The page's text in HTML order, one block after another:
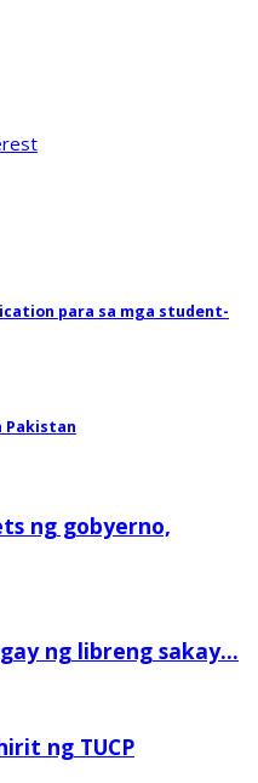
para sa mga student-
Pakistan
ng gobyerno,
ng libreng sakay...
ng TUCP